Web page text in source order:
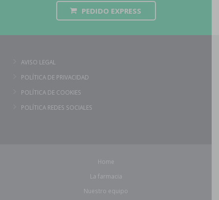
PEDIDO EXPRESS
AVISO LEGAL
POLÍTICA DE PRIVACIDAD
POLÍTICA DE COOKIES
POLÍTICA REDES SOCIALES
Home
La farmacia
Nuestro equipo